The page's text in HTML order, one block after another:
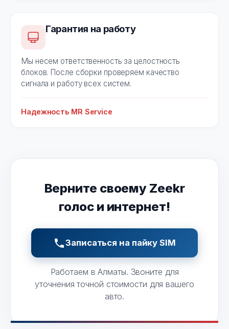
Гарантия на работу
Мы несем ответственность за целостность
блоков. После сборки проверяем качество
сигнала и работу всех систем.
Надежность MR Service
Верните своему Zeekr
голос и интернет!
Записаться на пайку SIM
Работаем в Алматы. Звоните для
уточнения точной стоимости для вашего
авто.